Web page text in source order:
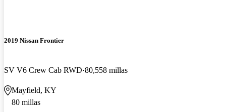
2019 Nissan Frontier
SV V6 Crew Cab RWD 80,558 millas
Mayfield, KY
80 millas